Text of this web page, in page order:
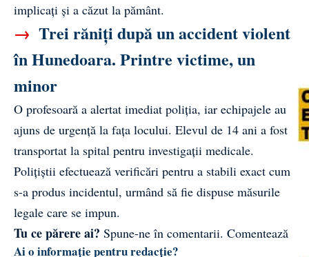
implicați și a căzut la pământ.
→ Trei răniți după un accident violent
în Hunedoara. Printre victime, un
minor
O profesoară a alertat imediat poliția, iar echipajele au
ajuns de urgență la fața locului. Elevul de 14 ani a fost
transportat la spital pentru investigații medicale.
Polițiștii efectuează verificări pentru a stabili exact cum
s-a produs incidentul, urmând să fie dispuse măsurile
legale care se impun.
Tu ce părere ai? Spune-ne în comentarii. Comentează
Ai o informație pentru redacție?